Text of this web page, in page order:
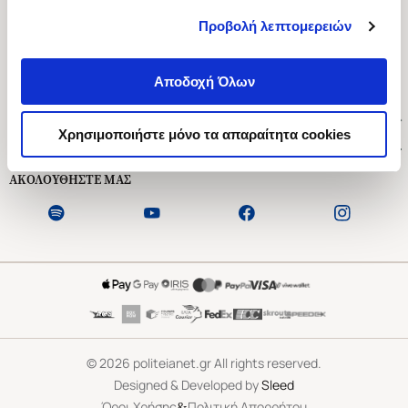
Προβολή λεπτομερειών
Αποδοχή Όλων
Χρησιμοποιήστε μόνο τα απαραίτητα cookies
Ασκληπιού 1-3, Αθήνα 106 79
Δευτέρα - Παρασκευή 09:00-21:00
Εξυπηρέτηση Πελατών
ΑΚΟΛΟΥΘΗΣΤΕ ΜΑΣ
©2026 politeianet.gr All rights reserved.
Designed & Developed bySleed